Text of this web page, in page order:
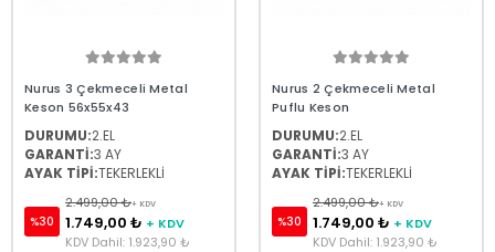
Nurus 3 Çekmeceli Metal
Keson 56x55x43
DURUMU:2.EL
GARANTİ:3 AY
AYAK TİPİ:TEKERLEKLİ
%30
2.499,00 ₺+ KDV
1.749,00 ₺ + KDV
KDV Dahil: 1.923,90 ₺
Nurus 2 Çekmeceli Metal
Puflu Keson
DURUMU:2.EL
GARANTİ:3 AY
AYAK TİPİ:TEKERLEKLİ
%30
2.499,00 ₺+ KDV
1.749,00 ₺ + KDV
KDV Dahil: 1.923,90 ₺